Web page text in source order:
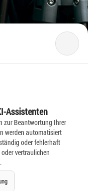
Assistenten
zur Beantwortung Ihrer
werden automatisiert
oder fehlerhaft
vertraulichen